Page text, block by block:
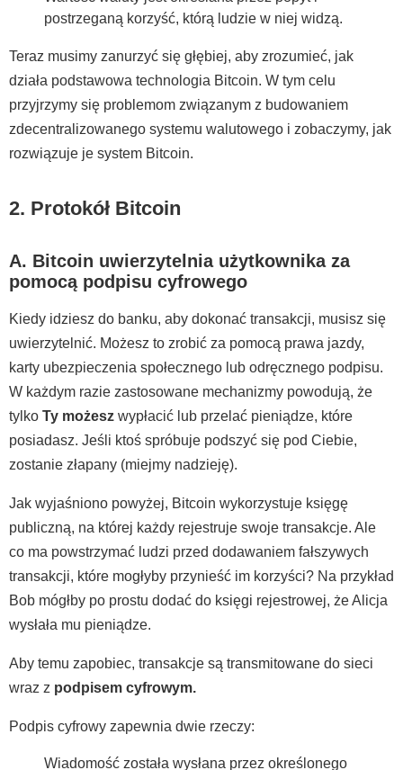
postrzeganą korzyść, którą ludzie w niej widzą.
Teraz musimy zanurzyć się głębiej, aby zrozumieć, jak
działa podstawowa technologia Bitcoin. W tym celu
przyjrzymy się problemom związanym z budowaniem
zdecentralizowanego systemu walutowego i zobaczymy, jak
rozwiązuje je system Bitcoin.
2. Protokół Bitcoin
A. Bitcoin uwierzytelnia użytkownika za
pomocą podpisu cyfrowego
Kiedy idziesz do banku, aby dokonać transakcji, musisz się
uwierzytelnić. Możesz to zrobić za pomocą prawa jazdy,
karty ubezpieczenia społecznego lub odręcznego podpisu.
W każdym razie zastosowane mechanizmy powodują, że
tylko Ty możesz wypłacić lub przelać pieniądze, które
posiadasz. Jeśli ktoś spróbuje podszyć się pod Ciebie,
zostanie złapany (miejmy nadzieję).
Jak wyjaśniono powyżej, Bitcoin wykorzystuje księgę
publiczną, na której każdy rejestruje swoje transakcje. Ale
co ma powstrzymać ludzi przed dodawaniem fałszywych
transakcji, które mogłyby przynieść im korzyści? Na przykład
Bob mógłby po prostu dodać do księgi rejestrowej, że Alicja
wysłała mu pieniądze.
Aby temu zapobiec, transakcje są transmitowane do sieci
wraz z podpisem cyfrowym.
Podpis cyfrowy zapewnia dwie rzeczy:
Wiadomość została wysłana przez określonego